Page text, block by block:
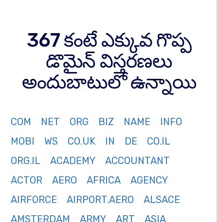
367 కంటే ఎక్కువ గొప్ప
డొమైన్ విస్తరణలు
అందుబాటులో ఉన్నాయి
COM NET ORG BIZ NAME
INFO
MOBI
WS CO.UK IN DE
CO.IL
ORG.IL
ACADEMY
ACCOUNTANT
ACTOR
AERO AFRICA
AGENCY
AIRFORCE
AIRPORT.AERO
ALSACE
AMSTERDAM
ARMY ART
ASIA